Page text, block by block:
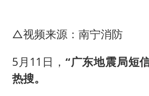
白海豚将正
△视频来源：南宁消防
5月11日， “广东地震局短
热搜。